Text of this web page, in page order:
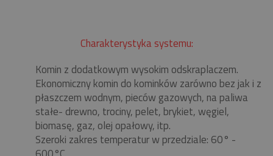
Charakterystyka systemu:
Komin z dodatkowym wysokim odskraplaczem.
Ekonomiczny komin do kominków zarówno bez jak i z
płaszczem wodnym, pieców gazowych, na paliwa
stałe- drewno, trociny, pelet, brykiet, węgiel,
biomasę, gaz, olej opałowy, itp.
Szeroki zakres temperatur w przedziale: 60° -